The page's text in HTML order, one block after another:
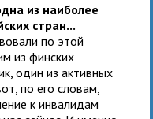
из наиболее
стран...
по этой
из финских
один из активных
по его словам,
к инвалидам